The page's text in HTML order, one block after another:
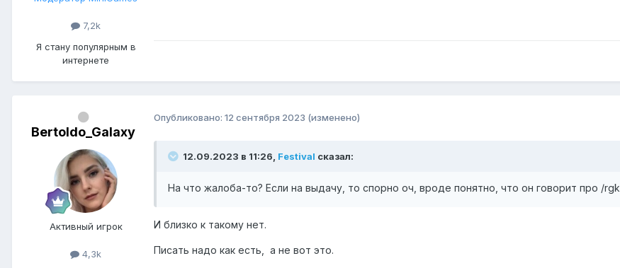
7,2k
Я стану популярным в
интернете
Bertoldo_Galaxy
Активный игрок
4,3k
Опубликовано: 12 сентября 2023 (изменено)
12.09.2023 в 11:26, Festival сказал:
На что жалоба-то? Если на выдачу, то спорно оч, вроде понятно, что он говорит про /rgk
И близко к такому нет.
Писать надо как есть, а не вот это.